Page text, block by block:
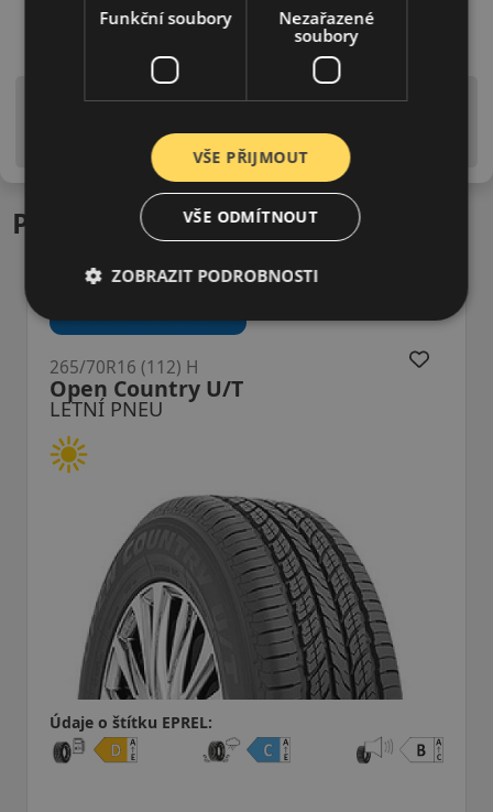
Upozornění! Hodnoty na štítku jsou pouze
is EU štítky ve smyslu dosud platné (předchozí) legislativy.
Podobné produkty
LETNÍ PNEU
Open Country U/T
265/70R16 (112) H
Údaje o štítku EPREL:
Funkční soubory
Nezařazené
soubory
VŠE PŘIJMOUT
VŠE ODMÍTNOUT
ZOBRAZIT PODROBNOSTI